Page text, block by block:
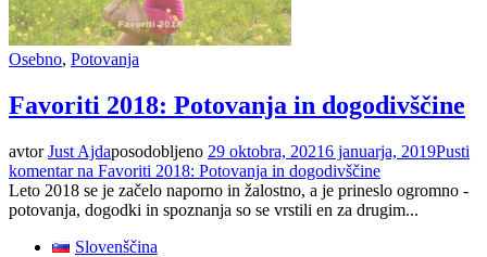
Osebno, Potovanja
Favoriti 2018: Potovanja in dogodivščine
avtorJust Ajdaposodobljeno 29 oktobra, 20216 januarja, 2019Pusti
komentarna Favoriti 2018: Potovanja in dogodivščine
Leto 2018 se je začelo naporno in žalostno, a je prineslo ogromno -
potovanja, dogodki in spoznanja so se vrstili en za drugim...
Slovenščina